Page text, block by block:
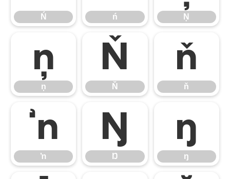
Ń ń Ņ
ņ
ņ
Ň
Ň
ň
ň
ŉ
ŉ
Ŋ
Ŋ
ŋ
ŋ